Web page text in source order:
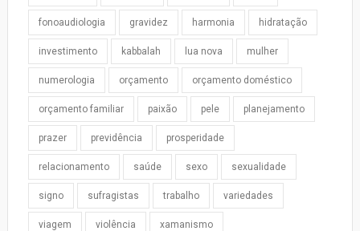
fonoaudiologia gravidez harmonia hidratação
investimento kabbalah lua nova mulher
numerologia orçamento orçamento doméstico
orçamento familiar paixão pele planejamento
prazer previdência prosperidade
relacionamento saúde sexo sexualidade
signo sufragistas trabalho variedades
viagem violência xamanismo